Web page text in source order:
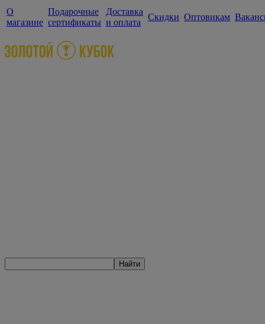
О
магазине
Подарочные
сертификаты
Доставка
и оплата
Скидки Оптовикам
Найти